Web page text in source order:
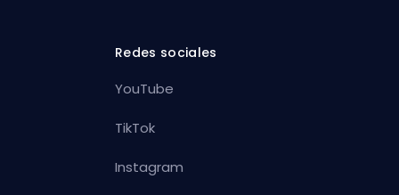
Redes sociales
YouTube
TikTok
Instagram